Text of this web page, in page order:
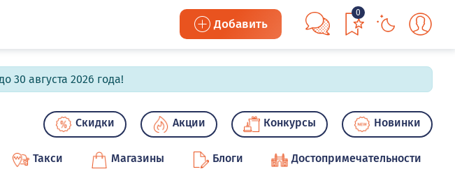
Добавить
0
30 августа 2026 года!
Скидки Акции Конкурсы Новинки
Такси Магазины Блоги Достопримечательности